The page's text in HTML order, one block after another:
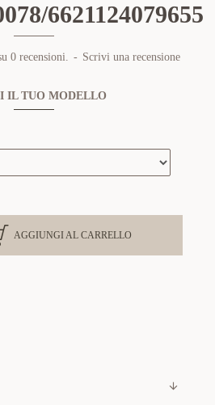
6621124079655
0 recensioni. - Scrivi una recensione
IL TUO MODELLO
AGGIUNGI AL CARRELLO